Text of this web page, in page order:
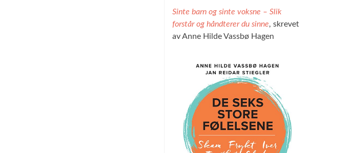
Sinte barn og sinte voksne – Slik
forstår og håndterer du sinne, skrevet
av Anne Hilde Vassbø Hagen